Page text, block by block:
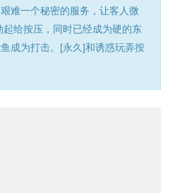
难一个秘密的服务，让客人微
给按压，同时已经成为硬的东
成为打击。[永久]和诱惑玩弄按